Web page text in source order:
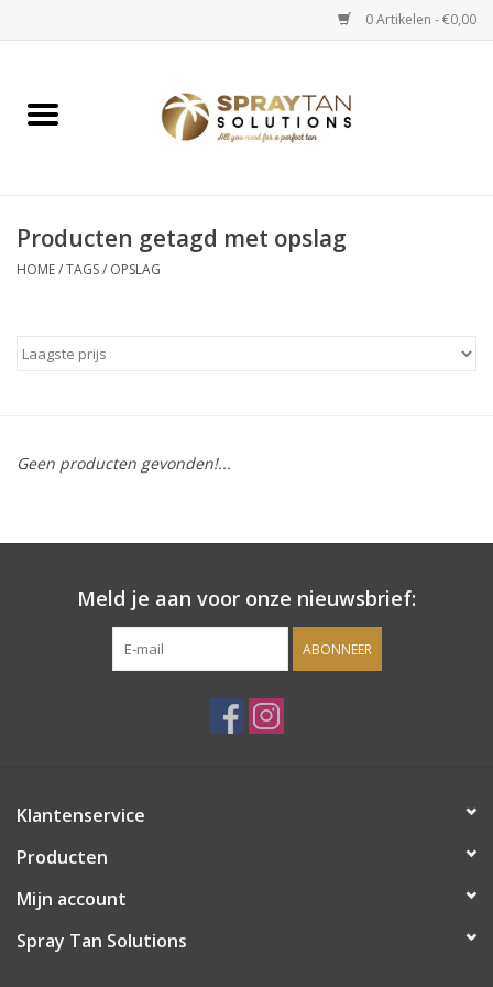
0 Artikelen - €0,00
Home
Spray Tan Starterspakketten
Selftan producten
Verzorging / Accessoires
Onderdelen
Ventilatoren / Afzuiging
adviesgesprek met ons!
Suntana
Producten getagd met opslag
HOME/TAGS/ OPSLAG
Geen producten gevonden!...
Meld je aan voor onze nieuwsbrief:
ABONNEER
Klantenservice
Producten
Mijn account
Spray Tan Solutions